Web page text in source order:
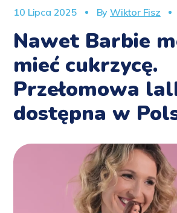
10 Lipca 2025 ByWiktor Fisz
Nawet Barbie
mieć cukrzycę.
Przełomowa
dostępna w